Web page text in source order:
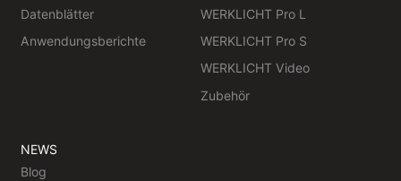
Datenblätter
Anwendungsberichte
WERKLICHT Pro L
WERKLICHT Pro S
WERKLICHT Video
Zubehör
NEWS
Blog